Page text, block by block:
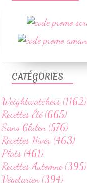
CATÉGORIES
Weightwatchers (1162)
Recettes Été (665)
Sans Gluten (576)
Recettes Hiver (463)
Plats (461)
Recettes Automne (395)
Végetarien (394)